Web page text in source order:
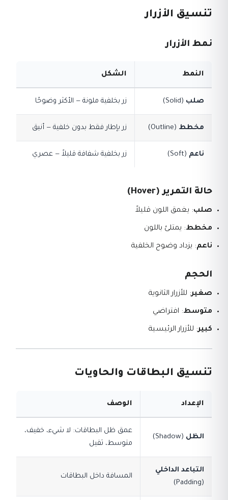
تنسيق الأزرار
نمط الأزرار
النمط الشكل
صلب (Solid) زر بخلفية ملونة — الأكثر وضوحًا
مخطط (Outline) زر بإطار فقط بدون خلفية — أنيق
ناعم (Soft) زر بخلفية شفافة قليلاً — عصري
حالة التمرير (Hover)
صلب: يغمق اللون قليلاً
مخطط: يمتلئ باللون
ناعم: يزداد وضوح الخلفية
الحجم
صغير: للأزرار الثانوية
متوسط: افتراضي
كبير: للأزرار الرئيسية
تنسيق البطاقات والحاويات
الإعداد الوصف
الظل (Shadow)
عمق ظل البطاقات: لا شيء، خفيف،
متوسط، ثقيل
التباعد الداخلي
(Padding)
المسافة داخل البطاقات